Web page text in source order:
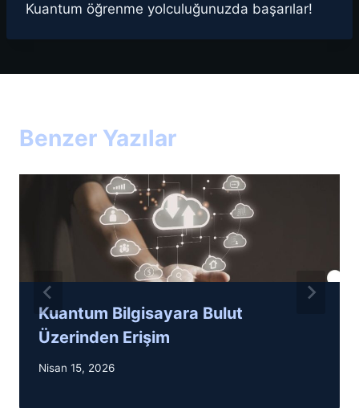
Kuantum öğrenme yolculuğunuzda başarılar!
Benzer Yazılar
Kuantum Bilgisayara Bulut
Üzerinden Erişim
Nisan 15, 2026